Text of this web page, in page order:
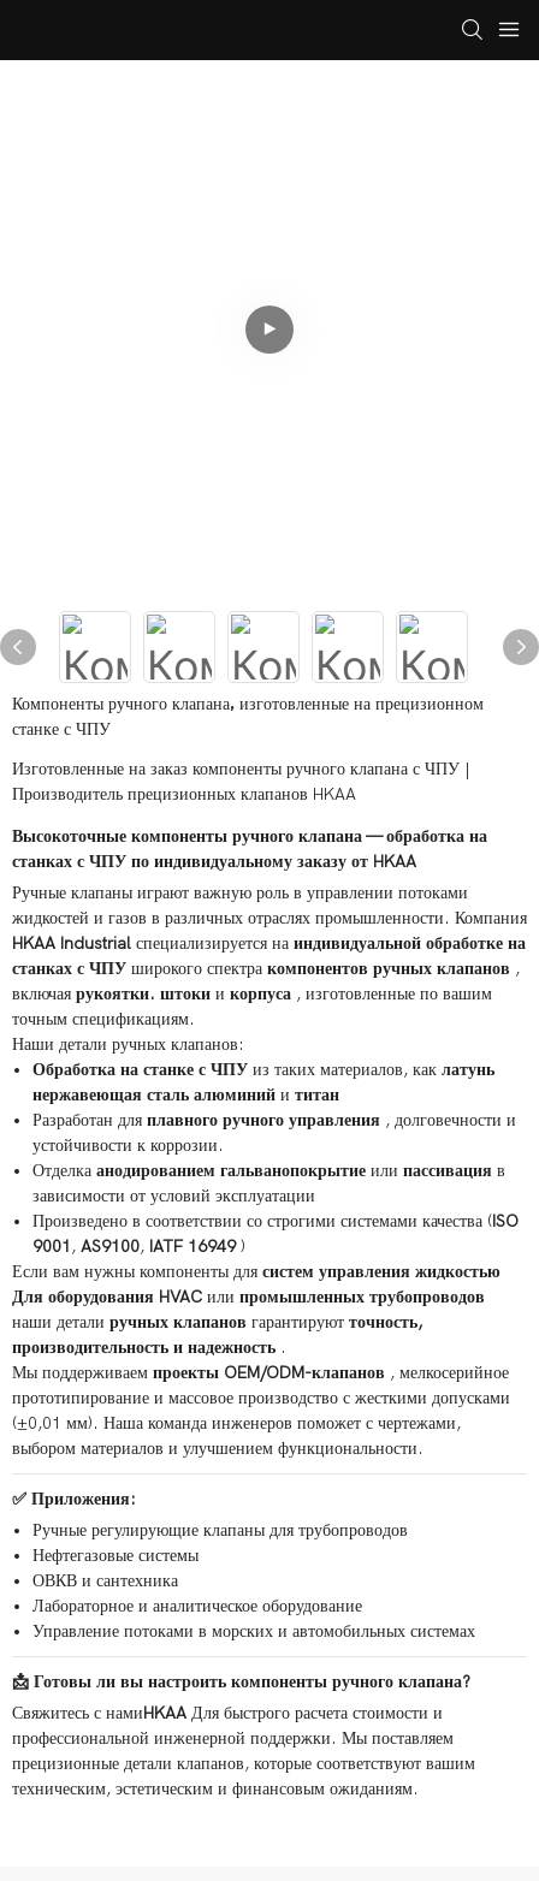
Компоненты ручного клапана, изготовленные на прецизионном
станке с ЧПУ
Изготовленные на заказ компоненты ручного клапана с ЧПУ |
Производитель прецизионных клапанов HKAA
Высокоточные компоненты ручного клапана — обработка на
станках с ЧПУ по индивидуальному заказу от HKAA
Ручные клапаны играют важную роль в управлении потоками
жидкостей и газов в различных отраслях промышленности. Компания
HKAA Industrial специализируется на индивидуальной обработке на
станках с ЧПУ широкого спектра компонентов ручных клапанов ,
включая рукоятки. штоки и корпуса , изготовленные по вашим
точным спецификациям.
Наши детали ручных клапанов:
Обработка на станке с ЧПУиз таких материалов, как латунь
нержавеющая сталь алюминийи титан
Разработан для плавного ручного управления , долговечности и
устойчивости к коррозии.
Отделка анодированием гальванопокрытиеили пассивация в
зависимости от условий эксплуатации
Произведено в соответствии со строгими системами качества (ISO
9001 , AS9100, IATF 16949)
Если вам нужны компоненты для систем управления жидкостью
Для оборудования HVAC или промышленных трубопроводов
наши детали ручных клапанов гарантируют точность,
производительность и надежность .
Мы поддерживаем проекты OEM/ODM-клапанов , мелкосерийное
прототипирование и массовое производство с жесткими допусками
(±0,01 мм). Наша команда инженеров поможет с чертежами,
выбором материалов и улучшением функциональности.
✅ Приложения:
Ручные регулирующие клапаны для трубопроводов
Нефтегазовые системы
ОВКВ и сантехника
Лабораторное и аналитическое оборудование
Управление потоками в морских и автомобильных системах
📩 Готовы ли вы настроить компоненты ручного клапана?
Свяжитесь с намиHKAA Для быстрого расчета стоимости и
профессиональной инженерной поддержки. Мы поставляем
прецизионные детали клапанов, которые соответствуют вашим
техническим, эстетическим и финансовым ожиданиям.